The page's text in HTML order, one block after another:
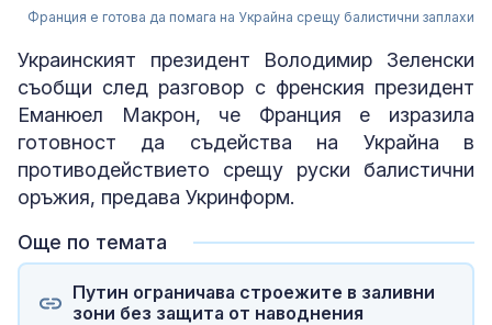
Франция е готова да помага на Украйна срещу балистични заплахи
Украинският президент Володимир Зеленски
съобщи след разговор с френския президент
Еманюел Макрон, че Франция е изразила
готовност да съдейства на Украйна в
противодействието срещу руски балистични
оръжия, предава Укринформ.
Още по темата
Путин ограничава строежите в заливни
зони без защита от наводнения